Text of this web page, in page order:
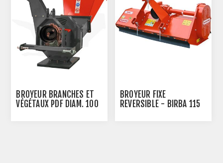
BROYEUR BRANCHES ET
VÉGÉTAUX PDF DIAM. 100
BROYEUR FIXE
REVERSIBLE - BIRBA 115